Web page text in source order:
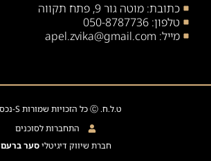
כתובת: מוטה גור 9, פתח תקווה
טלפון: 050-8787736
מייל: apel.zvika@gmail.com
ט.ל.ח. Ⓒ כל הזכויות שמורות S-נכסים
התחברות לסוכנים
חברת שיווק דיגיטליסער ברעם